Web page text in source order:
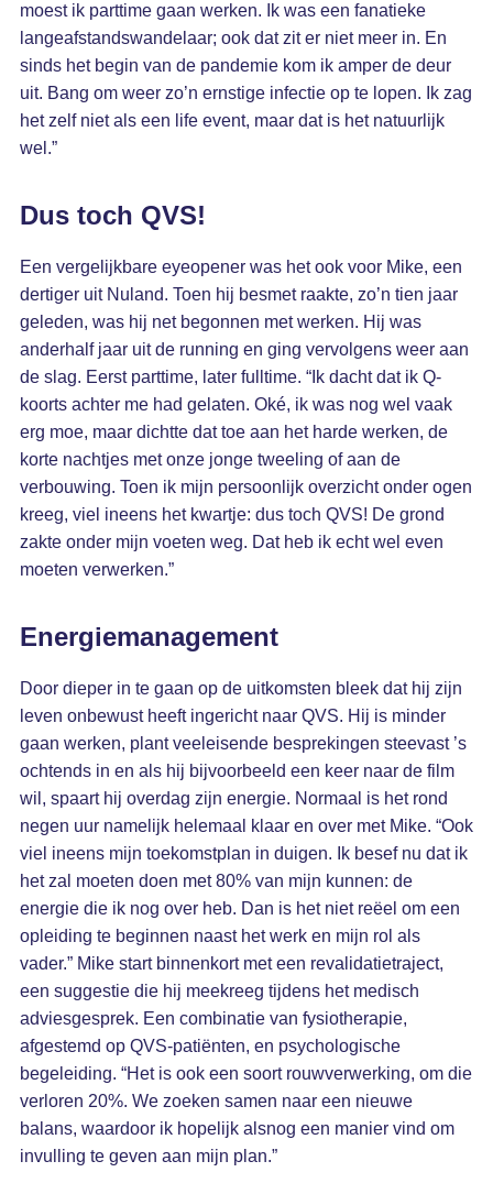
moest ik parttime gaan werken. Ik was een fanatieke
langeafstandswandelaar; ook dat zit er niet meer in. En
sinds het begin van de pandemie kom ik amper de deur
uit. Bang om weer zo’n ernstige infectie op te lopen. Ik zag
het zelf niet als een life event, maar dat is het natuurlijk
wel.”
Dus toch QVS!
Een vergelijkbare eyeopener was het ook voor Mike, een
dertiger uit Nuland. Toen hij besmet raakte, zo’n tien jaar
geleden, was hij net begonnen met werken. Hij was
anderhalf jaar uit de running en ging vervolgens weer aan
de slag. Eerst parttime, later fulltime. “Ik dacht dat ik Q-
koorts achter me had gelaten. Oké, ik was nog wel vaak
erg moe, maar dichtte dat toe aan het harde werken, de
korte nachtjes met onze jonge tweeling of aan de
verbouwing. Toen ik mijn persoonlijk overzicht onder ogen
kreeg, viel ineens het kwartje: dus toch QVS! De grond
zakte onder mijn voeten weg. Dat heb ik echt wel even
moeten verwerken.”
Energiemanagement
Door dieper in te gaan op de uitkomsten bleek dat hij zijn
leven onbewust heeft ingericht naar QVS. Hij is minder
gaan werken, plant veeleisende besprekingen steevast ’s
ochtends in en als hij bijvoorbeeld een keer naar de film
wil, spaart hij overdag zijn energie. Normaal is het rond
negen uur namelijk helemaal klaar en over met Mike. “Ook
viel ineens mijn toekomstplan in duigen. Ik besef nu dat ik
het zal moeten doen met 80% van mijn kunnen: de
energie die ik nog over heb. Dan is het niet reëel om een
opleiding te beginnen naast het werk en mijn rol als
vader.” Mike start binnenkort met een revalidatietraject,
een suggestie die hij meekreeg tijdens het medisch
adviesgesprek. Een combinatie van fysiotherapie,
afgestemd op QVS-patiënten, en psychologische
begeleiding. “Het is ook een soort rouwverwerking, om die
verloren 20%. We zoeken samen naar een nieuwe
balans, waardoor ik hopelijk alsnog een manier vind om
invulling te geven aan mijn plan.”